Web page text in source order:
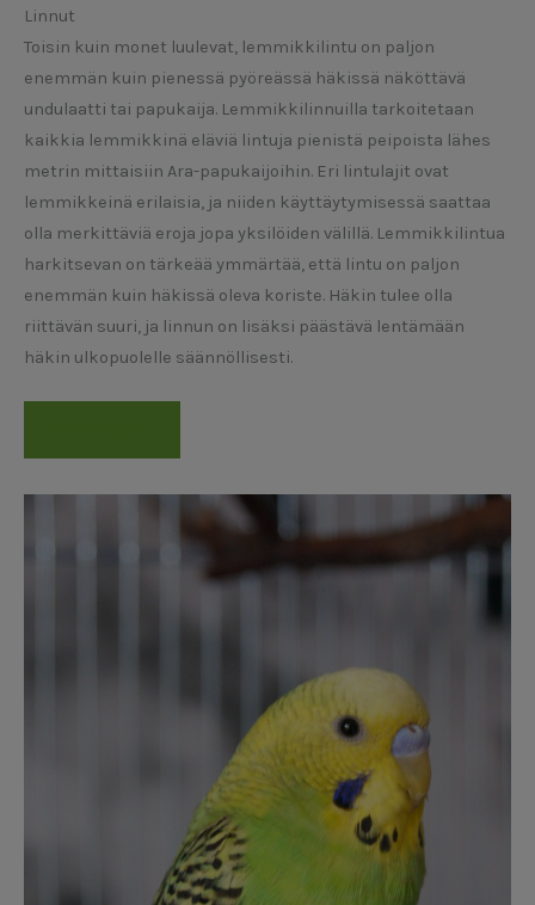
Linnut
Toisin kuin monet luulevat, lemmikkilintu on paljon
enemmän kuin pienessä pyöreässä häkissä näköttävä
undulaatti tai papukaija. Lemmikkilinnuilla tarkoitetaan
kaikkia lemmikkinä eläviä lintuja pienistä peipoista lähes
metrin mittaisiin Ara-papukaijoihin. Eri lintulajit ovat
lemmikkeinä erilaisia, ja niiden käyttäytymisessä saattaa
olla merkittäviä eroja jopa yksilöiden välillä. Lemmikkilintua
harkitsevan on tärkeää ymmärtää, että lintu on paljon
enemmän kuin häkissä oleva koriste. Häkin tulee olla
riittävän suuri, ja linnun on lisäksi päästävä lentämään
häkin ulkopuolelle säännöllisesti.